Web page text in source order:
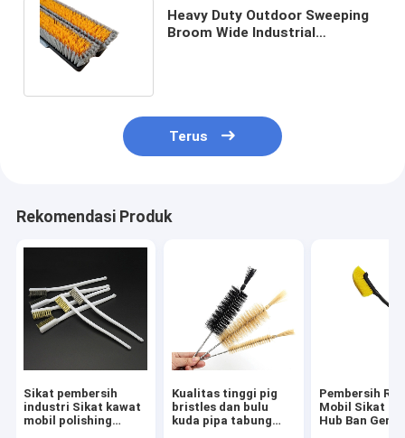
Heavy Duty Outdoor Sweeping
Broom Wide Industrial
Terus
Rekomendasi Produk
Sikat pembersih
industri Sikat kawat
mobil polishing
Kualitas tinggi pig
bristles dan bulu
kuda pipa tabung
Pembersih
Mobil Sikat
Hub Ban